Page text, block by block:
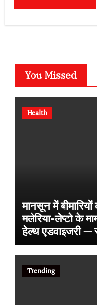
You Missed
Health
मानसून में
मलेरिया-लेप्टो के
हेल्थ एडवाइजरी —
Trending